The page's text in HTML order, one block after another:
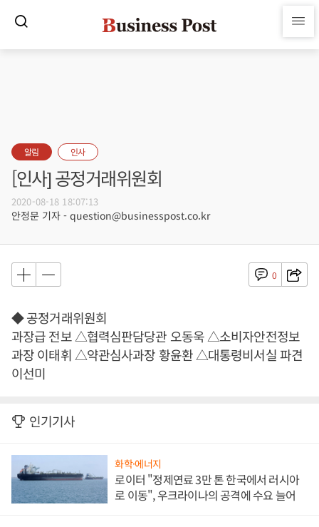
알림 인사
[인사] 공정거래위원회
2020-08-18 18:07:13
안정문 기자 - question@businesspost.co.kr
0
◆ 공정거래위원회
과장급 전보 △협력심판담당관 오동욱 △소비자안전정보
과장 이태휘 △약관심사과장 황윤환 △대통령비서실 파견
이선미
인기기사
화학·에너지
로이터 "정제연료 3만 톤 한국에서 러시아
로 이동", 우크라이나의 공격에 수요 늘어